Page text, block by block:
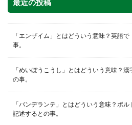
最近の投稿
「エンザイム」とはどういう意味？英語
事。
「めいぼうこうし」とはどういう意味？
の事。
「バンデランテ」とはどういう意味？ポ
記述するとの事。